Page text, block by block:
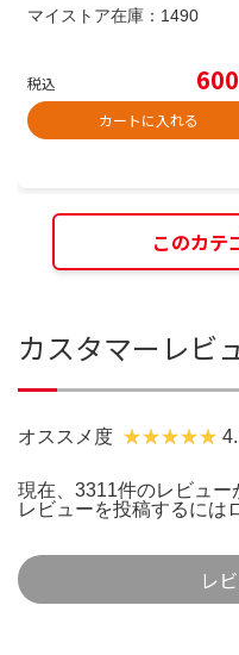
マイストア在庫： 1490
税込
カートに入れる
このカテ
カスタマーレビ
オススメ度
現在、3311件のレビュー
レビューを投稿するには
レ